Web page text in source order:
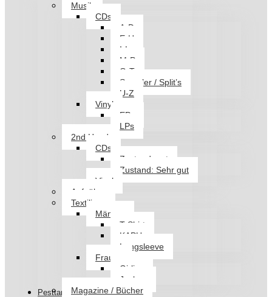
Musik
CDs
A-D
E-H
I-L
M-P
Q-T
Sampler / Split’s
U-Z
Vinyl
EPs
LPs
2nd Hand
CDs
Zustand: gut
Zustand: Sehr gut
Vinyl
Aufnäher
Textilien
Männer
T-Shirt
KAPU
Longsleeve
Frauen
Girlies
Jacken
Magazine / Bücher
Pesttanz